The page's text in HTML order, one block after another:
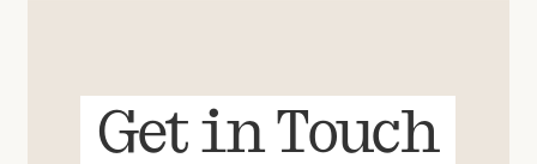
Get in Touch